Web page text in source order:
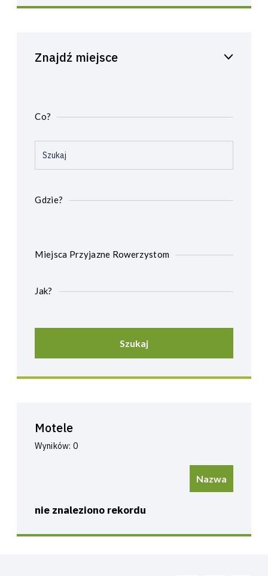
Znajdź miejsce
Co?
Gdzie?
Miejsca Przyjazne Rowerzystom
Jak?
Szukaj
Motele
Wyników: 0
Nazwa
nie znaleziono rekordu